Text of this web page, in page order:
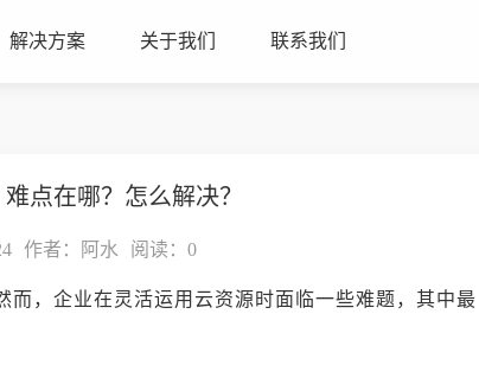
解决方案 关于我们 联系我们
点在哪？怎么解决？
作者：阿水 阅读： 0
而，企业在灵活运用云资源时面临一些难题，其中最